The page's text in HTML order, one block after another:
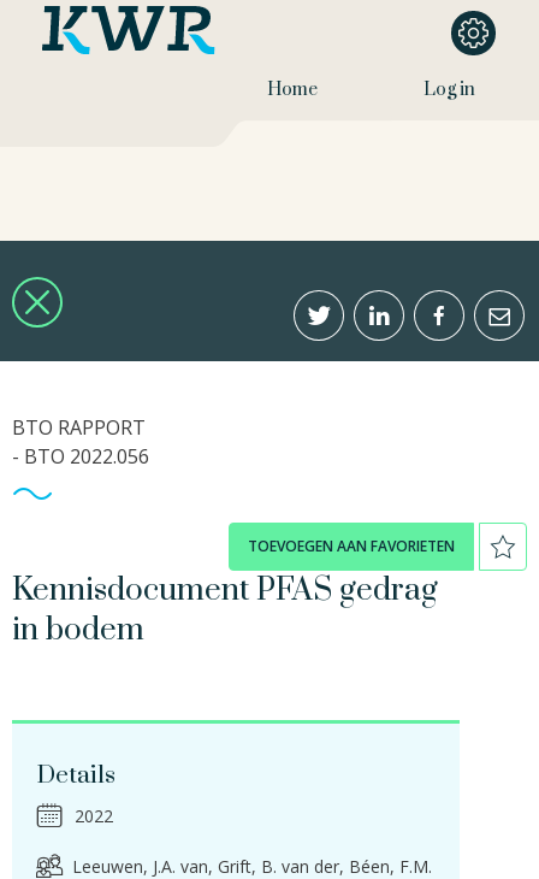
Home Log in
BTO RAPPORT
- BTO 2022.056
TOEVOEGEN AAN FAVORIETEN
Kennisdocument PFAS gedrag
in bodem
Details
2022
Leeuwen, J.A. van Grift, B. van der Béen, F.M.